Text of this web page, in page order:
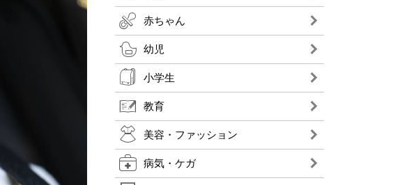
赤ちゃん
幼児
小学生
教育
美容・ファッション
病気・ケガ